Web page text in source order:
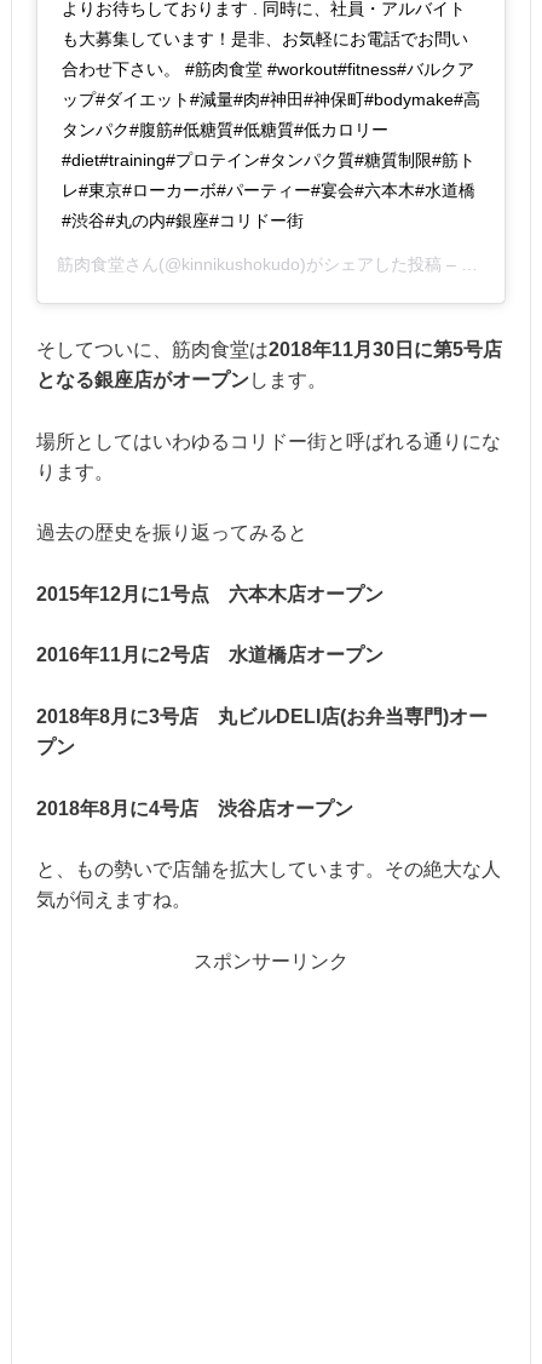
よりお待ちしております . 同時に、社員・アルバイト
も大募集しています！是非、お気軽にお電話でお問い
合わせ下さい。 #筋肉食堂 #workout#fitness#バルクア
ップ#ダイエット#減量#肉#神田#神保町#bodymake#高
タンパク#腹筋#低糖質#低糖質#低カロリー
#diet#training#プロテイン#タンパク質#糖質制限#筋ト
レ#東京#ローカーボ#パーティー#宴会#六本木#水道橋
#渋谷#丸の内#銀座#コリドー街
筋肉食堂さん(@kinnikushokudo)がシェアした投稿 – 2018年11
そしてついに、筋肉食堂は2018年11月30日に第5号店
となる銀座店がオープンします。
場所としてはいわゆるコリドー街と呼ばれる通りにな
ります。
過去の歴史を振り返ってみると
2015年12月に1号点 六本木店オープン
2016年11月に2号店 水道橋店オープン
2018年8月に3号店 丸ビルDELI店(お弁当専門)オー
プン
2018年8月に4号店 渋谷店オープン
と、もの勢いで店舗を拡大しています。その絶大な人
気が伺えますね。
スポンサーリンク